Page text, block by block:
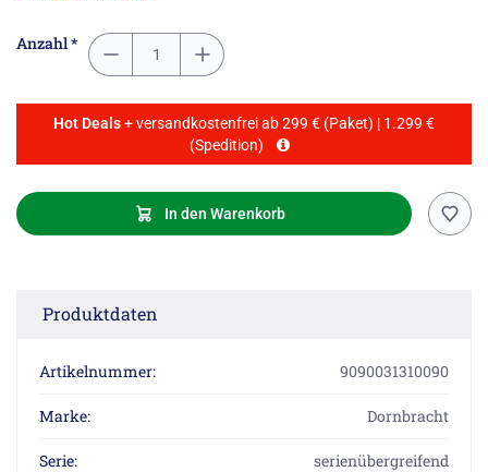
Anzahl *
Hot Deals+ versandkostenfrei ab 299 € (Paket) | 1.299 €
(Spedition)
In den Warenkorb
Produktdaten
Artikelnummer: 9090031310090
Marke: Dornbracht
Serie: serienübergreifend